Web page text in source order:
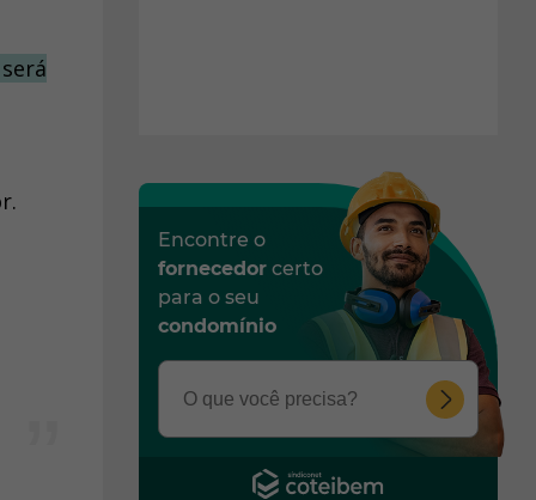
Encontre o
fornecedor certo
para o seu
condomínio